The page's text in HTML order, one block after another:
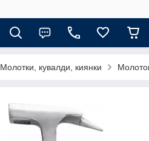
Молотки, кувалди, киянки